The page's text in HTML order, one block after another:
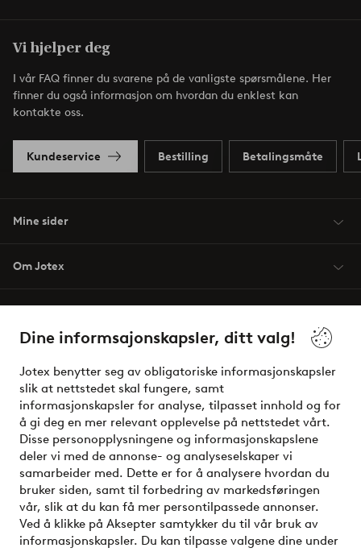
Dine informsajonskapsler, ditt valg!
Jotex benytter seg av obligatoriske informasjonskapsler
slik at nettstedet skal fungere, samt
informasjonskapsler for analyse, tilpasset innhold og for
å gi deg en mer relevant opplevelse på nettstedet vårt.
Disse personopplysningene og informasjonskapslene
deler vi med de annonse- og analyseselskaper vi
samarbeider med. Dette er for å analysere hvordan du
bruker siden, samt til forbedring av markedsføringen
vår, slik at du kan få mer persontilpassede annonser.
Ved å klikke på Aksepter samtykker du til vår bruk av
informasjonskapsler. Du kan tilpasse valgene dine under
Vi hjelper deg
I vår FAQ finner du svarene på de vanligste spørsmålene. Her
finner du også informasjon om hvordan du enklest kan
kontakte oss.
Kundeservice Bestilling Betalingsmåte
Mine sider
Om Jotex
Venner
Sikre betalinger - Betal direkte eller del opp
Vil du vite mer om våre betalingsalternativer?
elpy